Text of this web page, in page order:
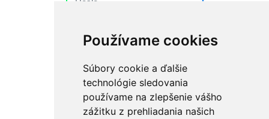
Používame cookies
Súbory cookie a ďalšie
technológie sledovania
používame na zlepšenie vášho
zážitku z prehliadania našich
Zabudli ste heslo?